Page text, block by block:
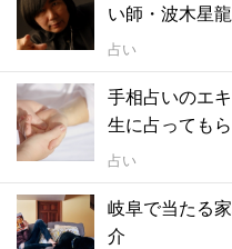
い師・波木星
占い
手相占いのエ
生に占っても
占い
岐阜で当たる
介